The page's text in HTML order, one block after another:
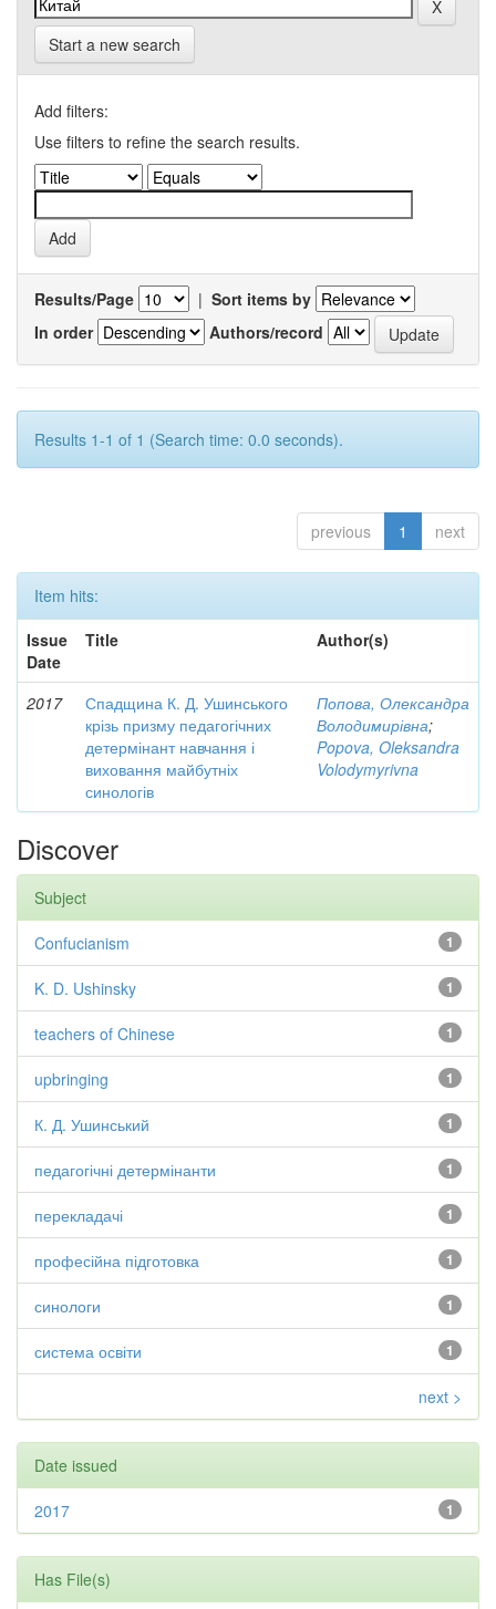
Start a new search
Add filters:
Use filters to refine the search results.
Results/Page | Sort items by
In order
Authors/record
Results 1-1 of 1 (Search time: 0.0 seconds).
previous 1 next
Item hits:
Issue
Date
Title Author(s)
2017
Спадщина К. Д. Ушинського
крізь призму педагогічних
детермінант навчання і
виховання майбутніх
синологів
Попова, Олександра
Володимирівна;
Popova, Oleksandra
Volodymyrivna
Discover
Subject
1
Confucianism
1
K. D. Ushinsky
1
teachers of Chinese
1
upbringing
1
К. Д. Ушинський
1
педагогічні детермінанти
1
перекладачі
1
професійна підготовка
1
синологи
1
система освіти
next >
Date issued
1
2017
Has File(s)